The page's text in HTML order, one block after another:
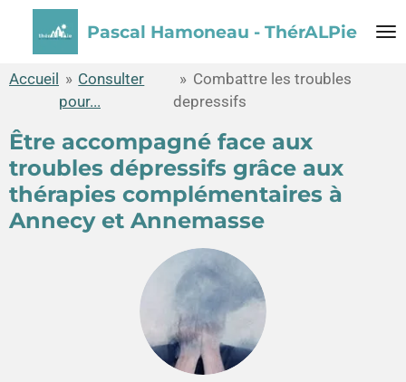
principal
Pascal Hamoneau - ThérALPie
Accueil » Consulter
pour...
» Combattre les troubles
depressifs
Être accompagné face aux
troubles dépressifs grâce aux
thérapies complémentaires à
Annecy et Annemasse